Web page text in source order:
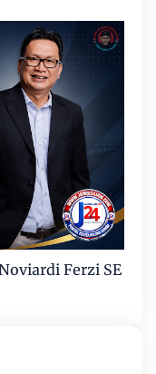
Ferzi SE